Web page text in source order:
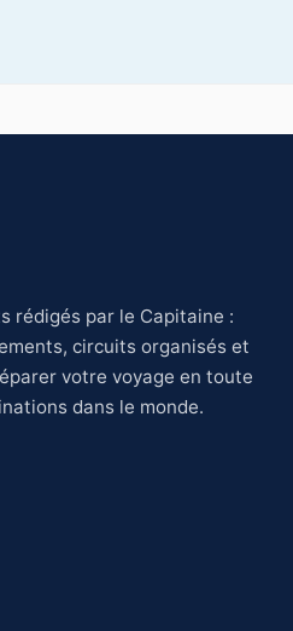
rédigés par le Capitaine :
circuits organisés et
votre voyage en toute
dans le monde.